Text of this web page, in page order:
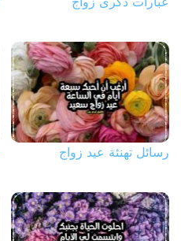
رسائل تهنئة عيد زواج